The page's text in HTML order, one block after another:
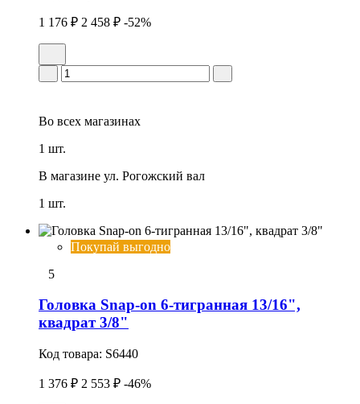
1 176 ₽ 2 458 ₽ -52%
Во всех магазинах
1 шт.
В магазине ул. Рогожский вал
1 шт.
Покупай выгодно
5
Головка Snap-on 6-тигранная 13/16",
квадрат 3/8"
Код товара: S6440
1 376 ₽ 2 553 ₽ -46%